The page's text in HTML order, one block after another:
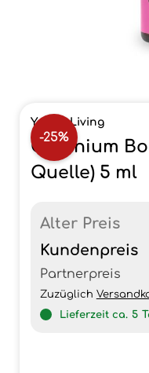
-25%
Young Living
Geranium
Quelle) 5 ml
Alter Preis
Kundenpreis
Partnerpreis
Zuzüglich
Lieferzeit ca. 5